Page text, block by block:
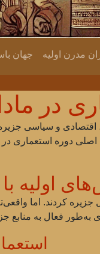
جهان مدرن اولیه
در
قابل توجهی بر توسعه فرهنگی،
دوره استعماری در
اولیه با
به جستجوی سواحل جزیره کردند.